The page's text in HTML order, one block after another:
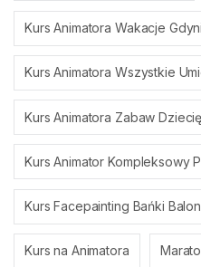
Kurs Animatora Wakacje
Kurs Animatora Wszystkie
Kurs Animatora Zabaw
Kurs Animator Kompleksowy
Kurs Facepainting Bańki
Kurs na Animatora